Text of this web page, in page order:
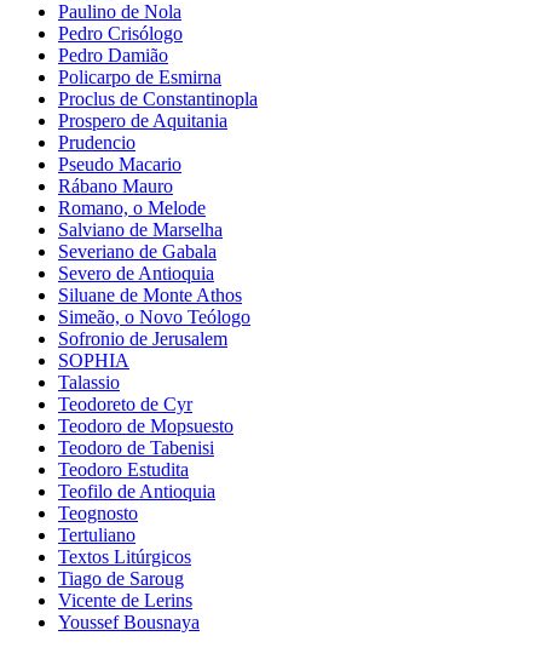
Paulino de Nola
Pedro Crisólogo
Pedro Damião
Policarpo de Esmirna
Proclus de Constantinopla
Prospero de Aquitania
Prudencio
Pseudo Macario
Rábano Mauro
Romano, o Melode
Salviano de Marselha
Severiano de Gabala
Severo de Antioquia
Siluane de Monte Athos
Simeão, o Novo Teólogo
Sofronio de Jerusalem
SOPHIA
Talassio
Teodoreto de Cyr
Teodoro de Mopsuesto
Teodoro de Tabenisi
Teodoro Estudita
Teofilo de Antioquia
Teognosto
Tertuliano
Textos Litúrgicos
Tiago de Saroug
Vicente de Lerins
Youssef Bousnaya